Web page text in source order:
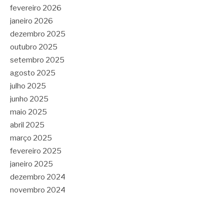
fevereiro 2026
janeiro 2026
dezembro 2025
outubro 2025
setembro 2025
agosto 2025
julho 2025
junho 2025
maio 2025
abril 2025
março 2025
fevereiro 2025
janeiro 2025
dezembro 2024
novembro 2024